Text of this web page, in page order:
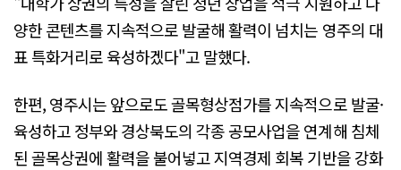
양한 콘텐츠를 지속적으로 발굴해 활력이 넘치는 영주의 대
표 특화거리로 육성하겠다"고 말했다.
한편, 영주시는 앞으로도 골목형상점가를 지속적으로 발굴·
육성하고 정부와 경상북도의 각종 공모사업을 연계해 침체
된 골목상권에 활력을 불어넣고 지역경제 회복 기반을 강화